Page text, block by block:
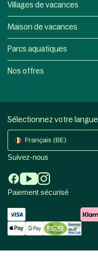
Villages de vacances
Maison de vacances
Parcs aquatiques
Nos offres
Sélectionnez votre langue
Français (BE)
Suivez-nous
Paiement sécurisé